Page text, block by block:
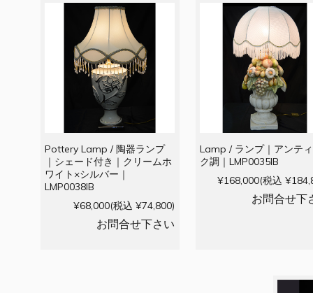
Pottery Lamp / 陶器ランプ
｜シェード付き｜クリームホ
ワイト×シルバー｜
LMP0038IB
¥68,000(税込 ¥74,800)
お問合せ下さい
Lamp / ランプ｜アンテ
ク調｜LMP0035IB
¥168,000(税込
お問合せ下